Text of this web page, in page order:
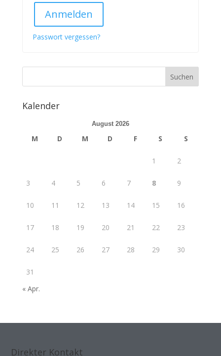
Anmelden
Passwort vergessen?
Kalender
August 2026
M D M D F S S
1 2
3 4 5 6 7 8 9
10 11 12 13 14 15 16
17 18 19 20 21 22 23
24 25 26 27 28 29 30
31
« Apr.
Direkter Kontakt